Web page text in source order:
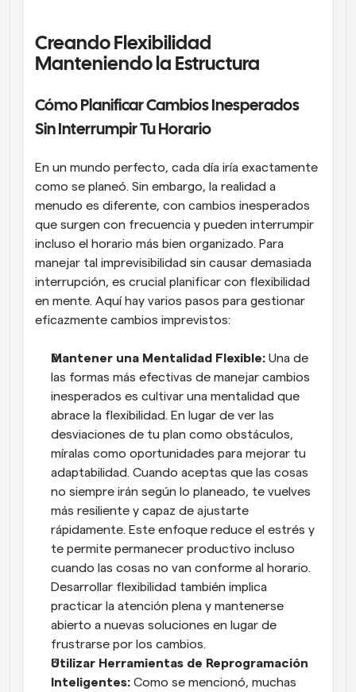
Creando Flexibilidad
Manteniendo la Estructura
Cómo Planificar Cambios Inesperados
Sin Interrumpir Tu Horario
En un mundo perfecto, cada día iría exactamente
como se planeó. Sin embargo, la realidad a
menudo es diferente, con cambios inesperados
que surgen con frecuencia y pueden interrumpir
incluso el horario más bien organizado. Para
manejar tal imprevisibilidad sin causar demasiada
interrupción, es crucial planificar con flexibilidad
en mente. Aquí hay varios pasos para gestionar
eficazmente cambios imprevistos:
Mantener una Mentalidad Flexible: Una de
las formas más efectivas de manejar cambios
inesperados es cultivar una mentalidad que
abrace la flexibilidad. En lugar de ver las
desviaciones de tu plan como obstáculos,
míralas como oportunidades para mejorar tu
adaptabilidad. Cuando aceptas que las cosas
no siempre irán según lo planeado, te vuelves
más resiliente y capaz de ajustarte
rápidamente. Este enfoque reduce el estrés y
te permite permanecer productivo incluso
cuando las cosas no van conforme al horario.
Desarrollar flexibilidad también implica
practicar la atención plena y mantenerse
abierto a nuevas soluciones en lugar de
frustrarse por los cambios.
Utilizar Herramientas de Reprogramación
Inteligentes: Como se mencionó, muchas